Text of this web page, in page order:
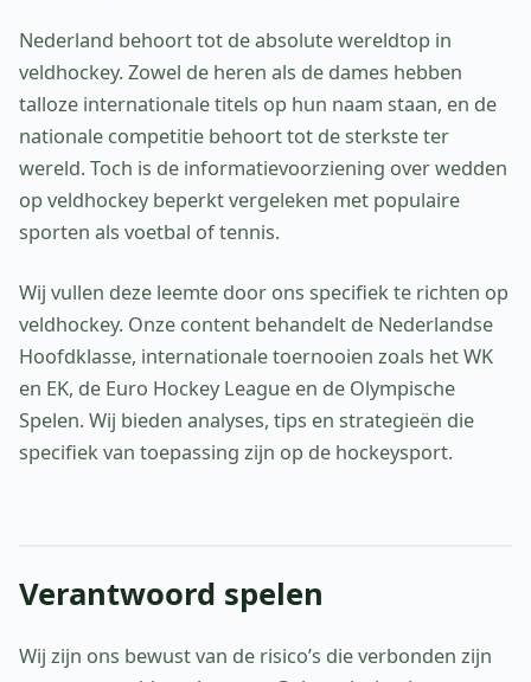
Nederland behoort tot de absolute wereldtop in
veldhockey. Zowel de heren als de dames hebben
talloze internationale titels op hun naam staan, en de
nationale competitie behoort tot de sterkste ter
wereld. Toch is de informatievoorziening over wedden
op veldhockey beperkt vergeleken met populaire
sporten als voetbal of tennis.
Wij vullen deze leemte door ons specifiek te richten op
veldhockey. Onze content behandelt de Nederlandse
Hoofdklasse, internationale toernooien zoals het WK
en EK, de Euro Hockey League en de Olympische
Spelen. Wij bieden analyses, tips en strategieën die
specifiek van toepassing zijn op de hockeysport.
Verantwoord spelen
Wij zijn ons bewust van de risico’s die verbonden zijn